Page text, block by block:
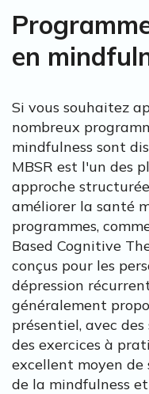
en
Si vous souhaitez
nombreux
mindfulness sont
MBSR est l'un des
approche
améliorer la santé
programmes,
Based Cognitive
conçus pour les
dépression
généralement
présentiel, avec
des exercices à
excellent moyen
de la mindfulness